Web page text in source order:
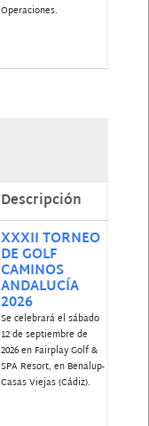
Operaciones.
Descripción
XXXII TORNEO
DE GOLF
CAMINOS
ANDALUCÍA
2026
Se celebrará el sábado
12 de septiembre de
2026 en Fairplay Golf &
SPA Resort, en Benalup-
Casas Viejas (Cádiz).